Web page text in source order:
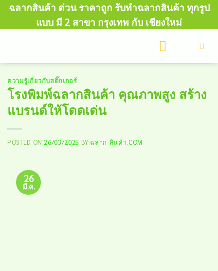
Skipฉลากสินค้า ด่วน ราคาถูก รับทำฉลากสินค้า ทุกรูป
แบบ มี 2 สาขา กรุงเทพ กับ เชียงใหม่
ความรู้เกี่ยวกับสติ๊กเกอร์
โรงพิมพ์ฉลากสินค้า คุณภาพสูง สร้าง
แบรนด์ให้โดดเด่น
POSTED ON 26/03/2025 BY ฉลาก-สินค้า.COM
26
มี.ค.